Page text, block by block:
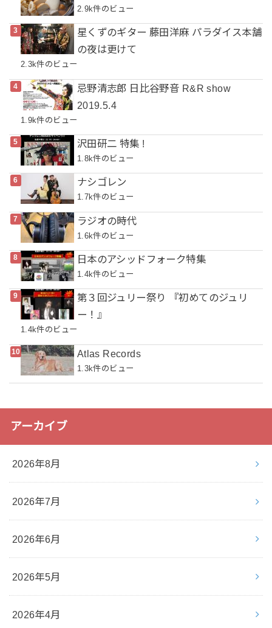
2.9k件のビュー
星くずのギター 藤田洋麻 パラダイス本舗
の夜は更けて
2.3k件のビュー
忌野清志郎 日比谷野音 R&R show
2019.5.4
1.9k件のビュー
沢田研二 特集 !
1.8k件のビュー
ナシゴレン
1.7k件のビュー
ラジオの時代
1.6k件のビュー
日本のアシッドフォーク特集
1.4k件のビュー
第３回ジュリー祭り 『初めてのジュリ
ー！』
1.4k件のビュー
Atlas Records
1.3k件のビュー
アーカイブ
2026年8月
2026年7月
2026年6月
2026年5月
2026年4月